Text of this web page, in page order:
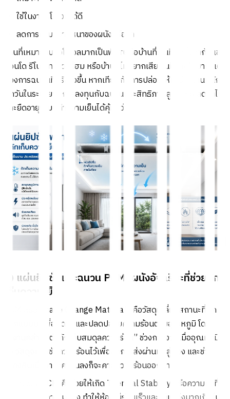
ใช้ในงานรีโนเวทได้ดี
ลดการเพิ่มความหนาของผนังหรือฝ้า
บ้านที่เหมาะกับแอโรเจลมากเป็นพิเศษคือบ้านที่พื้นที่ติดตั้งจำกัด เช่น
คอนโด รีโนเวททาวน์โฮม หรือบ้านที่ไม่อยากเสียพื้นที่ภายในมาก แต่
ต้องการฉนวนที่จริงจังขึ้น หากเทียบกับการปล่อยให้แอร์ทำงานหนัก
ทุกวันในระยะยาว การลงทุนกับฉนวนประสิทธิภาพสูงจะช่วยลดค่าไฟ
และยืดอายุระบบทำความเย็นได้คุ้มกว่า
3) แผ่นยิปซั่มและฉนวน PCM: ผนังอัจฉริยะที่ช่วยกัก
เก็บความเย็น
PCM หรือ Phase Change Materials คือวัสดุเปลี่ยนสถานะที่ถูก
ออกแบบมาเพื่อดูดซับและปลดปล่อยความร้อนตามอุณหภูมิ โดย
ทำงานคล้าย “ตัวกักเก็บสมดุลความร้อน” ช่วงกลางวันเมื่ออุณหภูมิ
สูง วัสดุจะดูดซับความร้อนไว้เพื่อลดการส่งผ่านเข้าสู่ห้อง และช่วง
กลางคืนเมื่ออากาศเย็นลงก็จะคายความร้อนออกมา
จุดเด่นของ PCM คือช่วยให้เกิด Thermal Stability หรือความคงที่